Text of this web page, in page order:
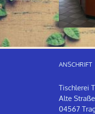
ANSCHRIFT
Tischlerei
Alte Straße
04567